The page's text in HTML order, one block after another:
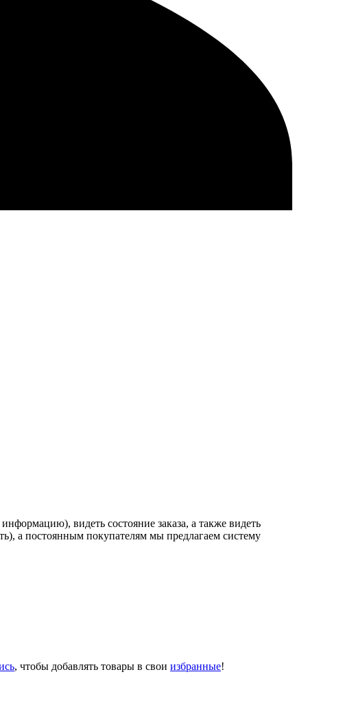
видеть состояние заказа, а также видеть
а постоянным покупателям мы предлагаем систему
, чтобы добавлять товары в свои избранные!